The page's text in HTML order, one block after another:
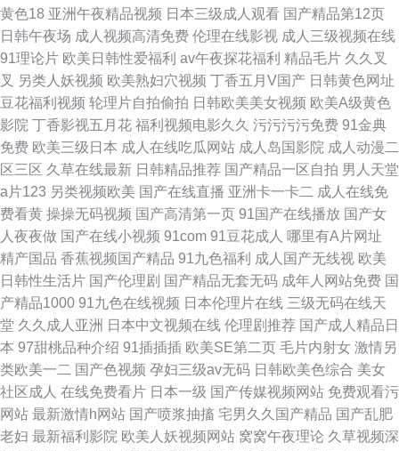
黄色18 亚洲午夜精品视频 日本三级成人观看 国产精品第12页
日韩午夜场 成人视频高清免费 伦理在线影视 成人三级视频在线
91理论片 欧美日韩性爱福利 av午夜探花福利 精品毛片 久久叉
叉 另类人妖视频 欧美熟妇穴视频 丁香五月V国产 日韩黄色网址
豆花福利视频 轮理片自拍偷拍 日韩欧美美女视频 欧美A级黄色
影院 丁香影视五月花 福利视频电影久久 污污污污免费 91金典
免费 欧美三级日本 成人在线吃瓜网站 成人岛国影院 成人动漫二
区三区 久草在线最新 日韩精品推荐 国产精品一区自拍 男人天堂
a片123 另类视频欧美 国产在线直播 亚洲卡一卡二 成人在线免
费看黄 操操无码视频 国产高清第一页 91国产在线播放 国产女
人夜夜做 国产在线小视频 91com 91豆花成人 哪里有A片网址
精产国品 香蕉视频国产精品 91九色福利 成人国产无线视 欧美
日韩性生活片 国产伦理剧 国产精品无套无码 成年人网站免费 国
产精品1000 91九色在线视频 日本伦理片在线 三级无码在线天
堂 久久成人亚洲 日本中文视频在线 伦理剧推荐 国产成人精品日
本 97甜桃品种介绍 91插插插 欧美SE第二页 毛片内射女 激情另
类欧美一二 国产色视频 孕妇三级av无码 日韩欧美色综合 美女
社区成人 在线免费看片 日本一级 国产传媒视频网站 免费观看污
网站 最新激情h网站 国产喷浆抽搐 宅男久久国产精品 国产乱肥
老妇 最新福利影院 欧美人妖视频网站 窝窝午夜理论 久草视频深